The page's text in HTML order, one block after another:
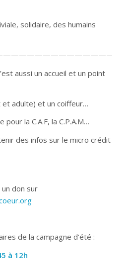
solidaire, des humains
aussi un accueil et un point
et adulte) et un coiffeur…
la C.A.F, la C.P.A.M…
des infos sur le micro crédit
don sur
de la campagne d’été :
à 12h